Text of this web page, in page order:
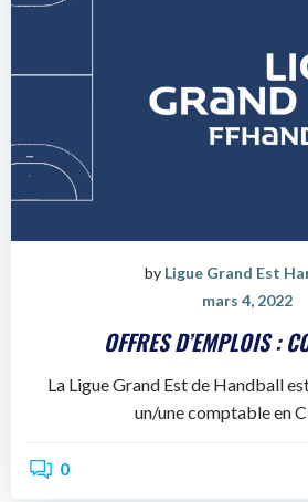
by Ligue Grand Est
mars 4, 2022
OFFRES D’EMPLOIS :
La Ligue Grand Est de Handball
un/une comptable en
0